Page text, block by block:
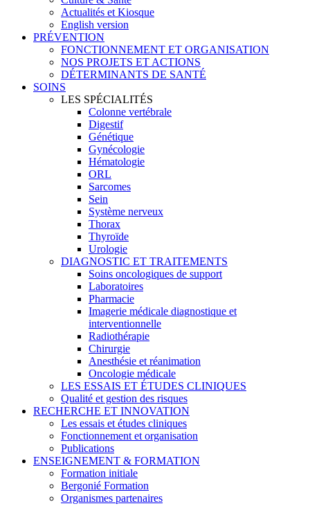
Actualités et Kiosque
English version
PRÉVENTION
FONCTIONNEMENT ET ORGANISATION
NOS PROJETS ET ACTIONS
DÉTERMINANTS DE SANTÉ
SOINS
LES SPÉCIALITÉS
Colonne vertébrale
Digestif
Génétique
Gynécologie
Hématologie
ORL
Sarcomes
Sein
Système nerveux
Thorax
Thyroïde
Urologie
DIAGNOSTIC ET TRAITEMENTS
Soins oncologiques de support
Laboratoires
Pharmacie
Imagerie médicale diagnostique et
interventionnelle
Radiothérapie
Chirurgie
Anesthésie et réanimation
Oncologie médicale
LES ESSAIS ET ÉTUDES CLINIQUES
Qualité et gestion des risques
RECHERCHE ET INNOVATION
Les essais et études cliniques
Fonctionnement et organisation
Publications
ENSEIGNEMENT & FORMATION
Formation initiale
Bergonié Formation
Organismes partenaires